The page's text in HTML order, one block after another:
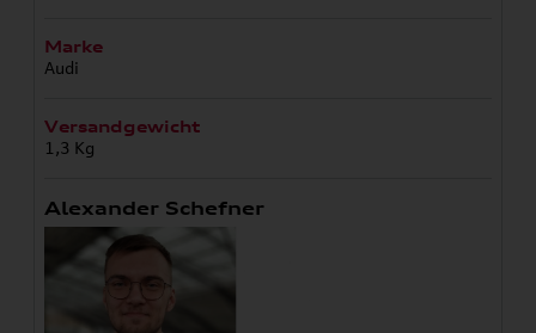
Marke
Audi
Versandgewicht
1,3 Kg
Alexander Schefner